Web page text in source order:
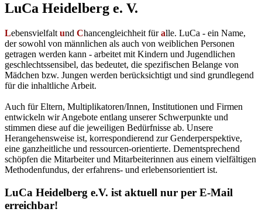
LuCa Heidelberg e. V.
Lebensvielfalt und Chancengleichheit füralle. LuCa - ein Name,
der sowohl von männlichen als auch von weiblichen Personen
getragen werden kann - arbeitet mit Kindern und Jugendlichen
geschlechtssensibel, das bedeutet, die spezifischen Belange von
Mädchen bzw. Jungen werden berücksichtigt und sind grundlegend
für die inhaltliche Arbeit.
Auch für Eltern, Multiplikatoren/Innen, Institutionen und Firmen
entwickeln wir Angebote entlang unserer Schwerpunkte und
stimmen diese auf die jeweiligen Bedürfnisse ab. Unsere
Herangehensweise ist, korrespondierend zur Genderperspektive,
eine ganzheitliche und ressourcen-orientierte. Dementsprechend
schöpfen die Mitarbeiter und Mitarbeiterinnen aus einem vielfältigen
Methodenfundus, der erfahrens- und erlebensorientiert ist.
LuCa Heidelberg e.V. ist aktuell nur per E-Mail
erreichbar!